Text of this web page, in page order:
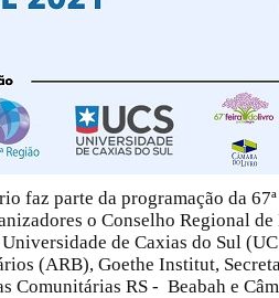
faz parte da programação da
o Conselho Regional
de Caxias do Sul
(ARB), Goethe Institut,
Comunitárias RS - Beabah e